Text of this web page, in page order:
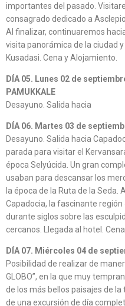
importantes del pasado.
consagrado dedicado a
Al finalizar, continuaremos
visita panorámica de la ciudad
Kusadasi. Cena y Alojamiento.
DÍA 05. Lunes 02 de
PAMUKKALE
Desayuno. Salida hacia
DÍA 06. Martes 03 de
Desayuno. Salida hacia
parada para visitar el
época Selyúcida. Un gran
usaban para descansar los
la época de la Ruta de la
Capadocia, la fascinante
durante siglos sobre las
cercanos. Llegada al hotel.
DÍA 07. Miércoles 04 de
Posibilidad de realizar de
GLOBO”, en la que muy
de los más bellos paisajes de
de una excursión de día